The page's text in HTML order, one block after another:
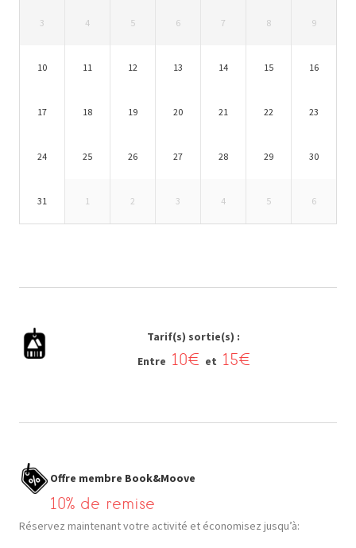
3 4 5 6 7 8 9
10 11 12 13 14 15 16
17 18 19 20 21 22 23
24 25 26 27 28 29 30
31 1 2 3 4 5 6
Tarif(s) sortie(s) :
Entre 10€ et 15€
Offre membre Book&Moove
10% de remise
Réservez maintenant votre activité et économisez jusqu’à: